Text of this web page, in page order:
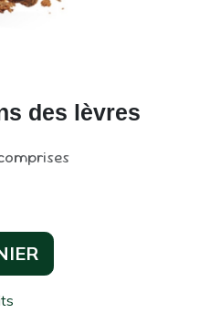
des lèvres